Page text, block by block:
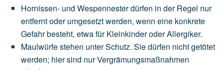
Hornissen- und Wespennesterdürfen in der Regel nur
entferntoder umgesetztwerden, wenn eine konkrete
Gefahrbesteht, etwafür KleinkinderoderAllergiker.
Maulwürfestehen unterSchutz. Siedürfen nichtgetötet
werden; hiersind nurVergrämungsmaßnahmen